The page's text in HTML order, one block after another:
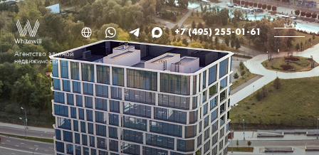
Агентство элитной
недвижимости
+7 (495) 255-01-61